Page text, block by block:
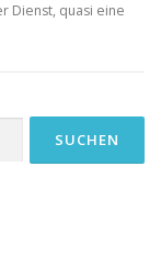
Dienst, quasi eine